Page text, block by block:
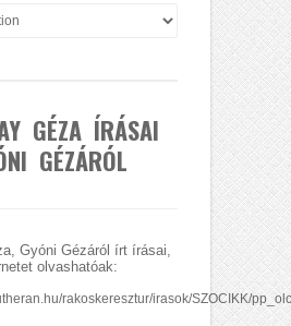
GÉZA ÍRÁSAI
GÉZÁRÓL
Gyóni Gézáról írt írásai,
olvashatóak:
rakoskeresztur/irasok/SZOCIKK/